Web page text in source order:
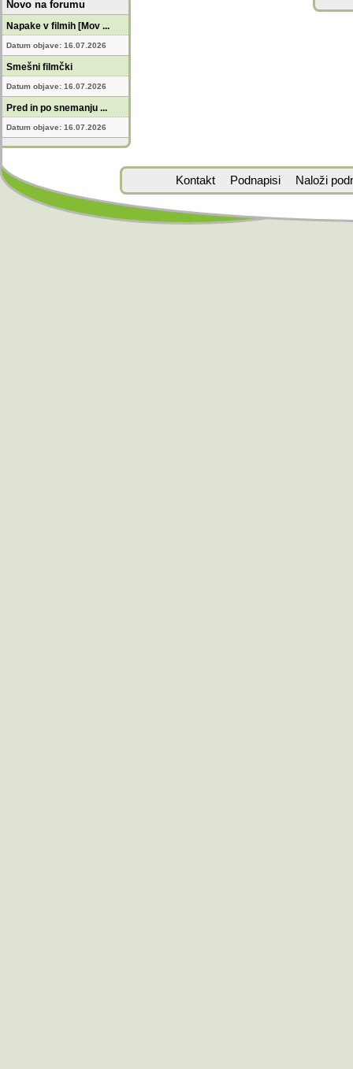
Novo na forumu
Napake v filmih [Mov ...
Datum objave: 16.07.2026
Smešni filmčki
Datum objave: 16.07.2026
Pred in po snemanju ...
Datum objave: 16.07.2026
Kontakt Podnapisi Naloži